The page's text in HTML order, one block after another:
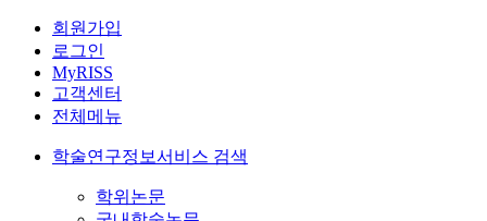
회원가입
로그인
MyRISS
고객센터
전체메뉴
학술연구정보서비스 검색
학위논문